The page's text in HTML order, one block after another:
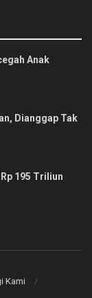
Anak
Dianggap Tak
195 Triliun
Kami